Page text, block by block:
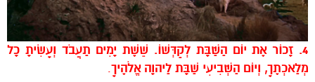
4. זָכוֹר אֶת יוֹם הַשַּׁבָּת לְקַדְּשׁוֹ. שֵׁשֶׁת יָמִים תַּעֲבֹד וְעָשִׂיתָ כָּל
מְלַאכְתֶּךָ, וְיוֹם הַשְּׁבִיעִי שַׁבָּת לַיהוָה אֱלֹהֶיךָ.